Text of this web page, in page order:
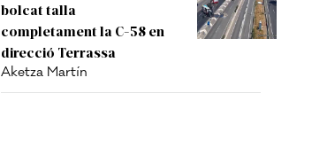
bolcat talla
completament la C-58 en
direcció Terrassa
Aketza Martín